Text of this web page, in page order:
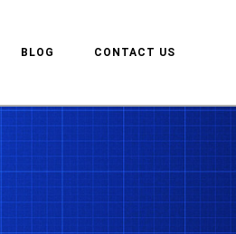
BLOG CONTACT US